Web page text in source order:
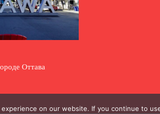
Оттава
on our website. If you continue to